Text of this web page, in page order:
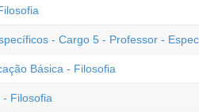
- Cargo 5 - Professor -
Básica - Filosofia
Filosofia